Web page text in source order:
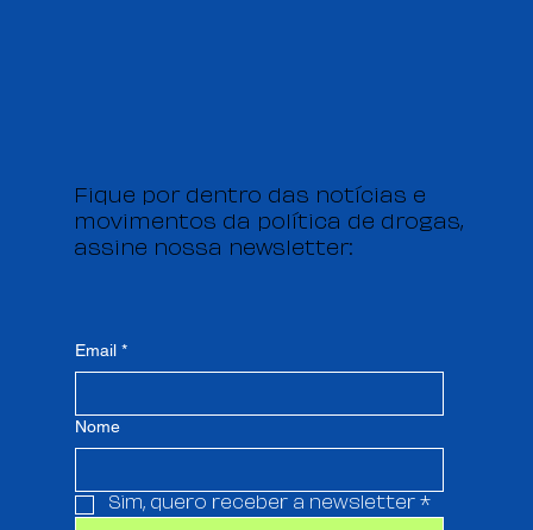
Fique por dentro das notícias e
movimentos da política de drogas,
assine nossa newsletter:
Email *
Nome
Sim, quero receber a newsletter *